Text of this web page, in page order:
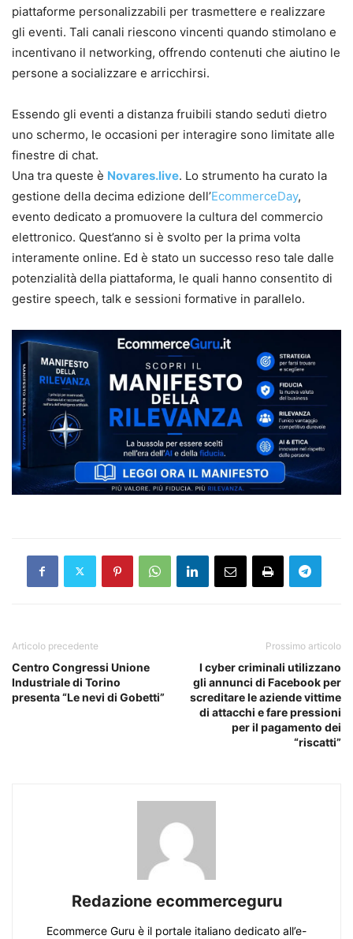
piattaforme personalizzabili per trasmettere e realizzare
gli eventi. Tali canali riescono vincenti quando stimolano e
incentivano il networking, offrendo contenuti che aiutino le
persone a socializzare e arricchirsi.
Essendo gli eventi a distanza fruibili stando seduti dietro
uno schermo, le occasioni per interagire sono limitate alle
finestre di chat.
Una tra queste è Novares.live. Lo strumento ha curato la
gestione della decima edizione dell’EcommerceDay,
evento dedicato a promuovere la cultura del commercio
elettronico. Quest’anno si è svolto per la prima volta
interamente online. Ed è stato un successo reso tale dalle
potenzialità della piattaforma, le quali hanno consentito di
gestire speech, talk e sessioni formative in parallelo.
Articolo precedente
Centro Congressi Unione
Industriale di Torino
presenta “Le nevi di Gobetti”
Prossimo articolo
I cyber criminali utilizzano
gli annunci di Facebook per
screditare le aziende vittime
di attacchi e fare pressioni
per il pagamento dei
“riscatti”
Redazione ecommerceguru
Ecommerce Guru è il portale italiano dedicato all’e-